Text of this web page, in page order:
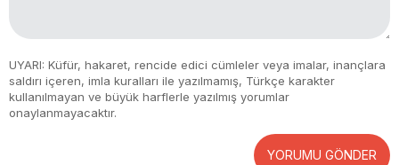
UYARI: Küfür, hakaret, rencide edici cümleler veya imalar, inançlara
saldırı içeren, imla kuralları ile yazılmamış, Türkçe karakter
kullanılmayan ve büyük harflerle yazılmış yorumlar
onaylanmayacaktır.
YORUMU GÖNDER